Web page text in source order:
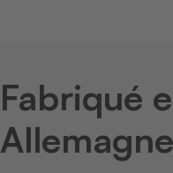
Fabriqué
Allemagne